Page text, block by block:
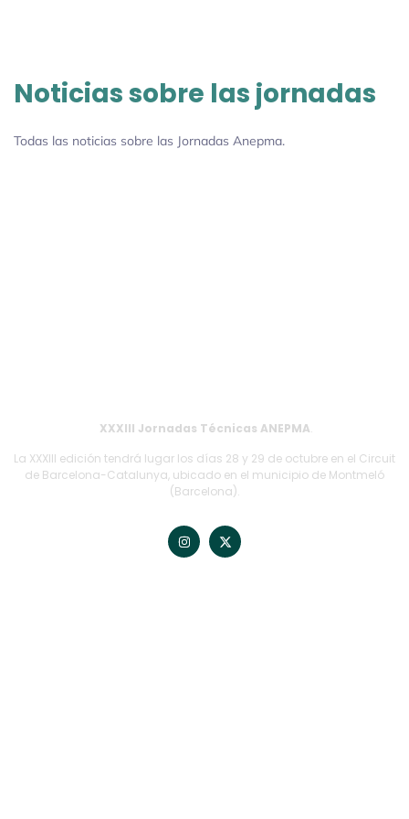
Noticias sobre las jornadas
Todas las noticias sobre las Jornadas Anepma.
XXXIII Jornadas Técnicas ANEPMA.
La XXXIII edición tendrá lugar los días 28 y 29 de octubre en el Circuit
de Barcelona-Catalunya, ubicado en el municipio de Montmeló
(Barcelona).